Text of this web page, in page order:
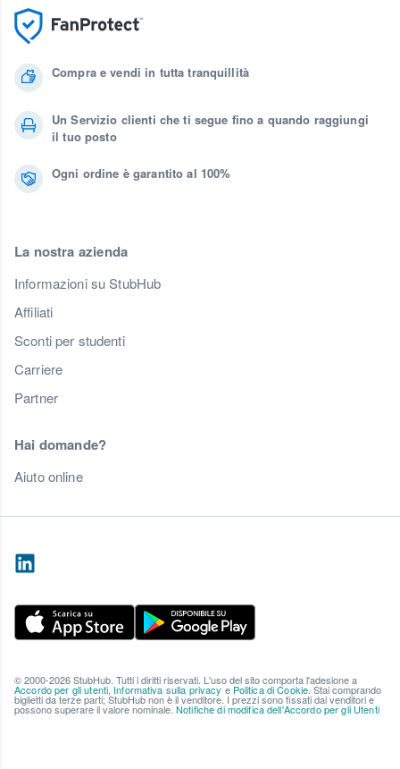
Compra e vendi in tutta tranquillità
Un Servizio clienti che ti segue fino a quando raggiungi
il tuo posto
Ogni ordine è garantito al 100%
La nostra azienda
Informazioni su StubHub
Affiliati
Sconti per studenti
Carriere
Partner
Hai domande?
Aiuto online
© 2000-2026 StubHub. Tutti i diritti riservati. L'uso del sito comporta l'adesione a
Accordo per gli utenti, Informativa sulla privacy e Politica di Cookie. Stai comprando
biglietti da terze parti; StubHub non è il venditore. I prezzi sono fissati dai venditori e
possono superare il valore nominale. Notifiche di modifica dell'Accordo per gli Utenti